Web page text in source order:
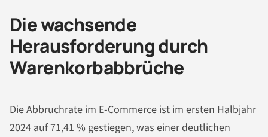
Die wachsende
Herausforderung durch
Warenkorbabbrüche
Die Abbruchrate im E-Commerce ist im ersten Halbjahr
2024 auf 71,41 % gestiegen, was einer deutlichen